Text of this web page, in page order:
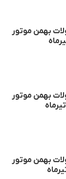
بهمن موتور
بهمن موتور
بهمن موتور